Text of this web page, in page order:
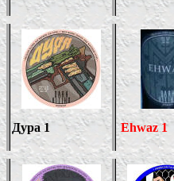
Дура 1 Ehwaz 1